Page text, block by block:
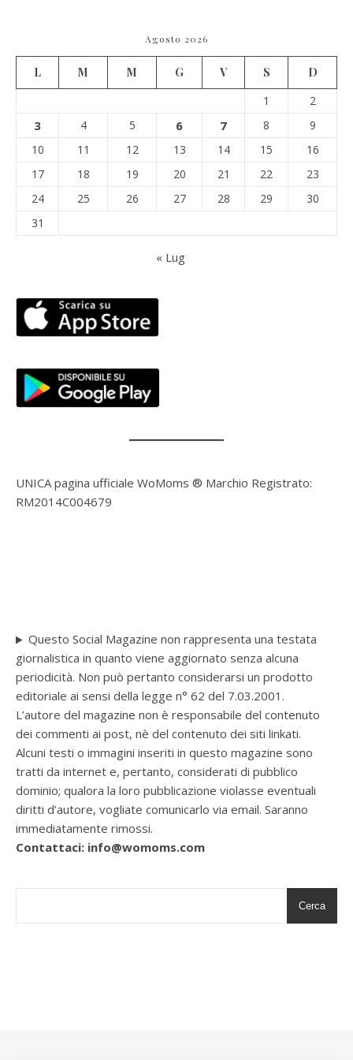
Agosto 2026
L M M G V S
D
1
2
3 4 5 6 7 8
9
10
11 12 13 14 15
16
17
18 19 20 21 22
23
24
25 26 27 28 29
30
31
« Lug
UNICA pagina ufficiale WoMoms ® Marchio Registrato:
RM2014C004679
Questo Social Magazine non rappresenta una testata
giornalistica in quanto viene aggiornato senza alcuna
periodicità. Non può pertanto considerarsi un prodotto
editoriale ai sensi della legge n° 62 del 7.03.2001.
L’autore del magazine non è responsabile del contenuto
dei commenti ai post, nè del contenuto dei siti linkati.
Alcuni testi o immagini inseriti in questo magazine sono
tratti da internet e, pertanto, considerati di pubblico
dominio; qualora la loro pubblicazione violasse eventuali
diritti d’autore, vogliate comunicarlo via email. Saranno
immediatamente rimossi.
Contattaci: info@womoms.com
Cerca